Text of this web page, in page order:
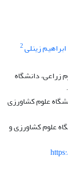
ابراهیم زینلی2
زراعی، دانشگاه
علوم کشاورزی
علوم کشاورزی و